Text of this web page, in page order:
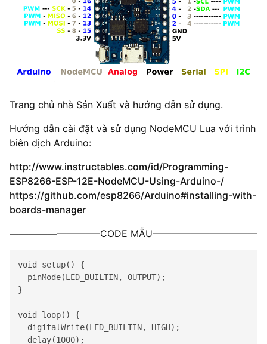
Trang chủ nhà Sản Xuất và hướng dẫn sử dụng.
Hướng dẫn cài đặt và sử dụng NodeMCU Lua với trình
biên dịch Arduino:
http://www.instructables.com/id/Programming-
ESP8266-ESP-12E-NodeMCU-Using-Arduino-/
https://github.com/esp8266/Arduino#installing-with-
boards-manager
—————————–CODE MẪU———————————
void setup() {
pinMode(LED_BUILTIN, OUTPUT);
}
void loop() {
digitalWrite(LED_BUILTIN, HIGH);
delay(1000);